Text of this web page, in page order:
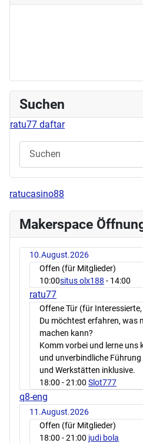
Suchen
ratu77 daftar
ratucasino88
Makerspace
10.August.2026
Offen (für Mitglieder)
10:00situs olx188 - 14:00
ratu77
Offene Tür (für
Du möchtest erfahren, was
machen kann?
Komm vorbei und lerne uns
und unverbindliche
und Werkstätten inklusive.
18:00 - 21:00 Slot777
q8-eng
11.August.2026
Offen (für Mitglieder)
18:00 - 21:00 judi bola